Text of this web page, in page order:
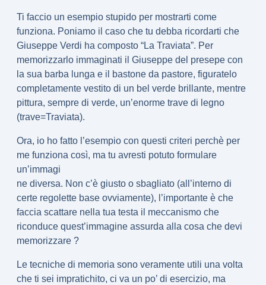
Ti faccio un esempio stupido per mostrarti come
funziona. Poniamo il caso che tu debba ricordarti che
Giuseppe Verdi ha composto “La Traviata”. Per
memorizzarlo immaginati ilGiuseppe del presepe con
la sua barba lunga e il bastone da pastore, figuratelo
completamente vestito di un belverde brillante, mentre
pittura, sempre di verde, un’enormetrave di legno
(trave=Traviata).
Ora, io ho fatto l’esempio con questi criteri perchè per
me funziona così, ma tu avresti potuto formulare
un’immagi
ne diversa. Non c’è giusto o sbagliato (all’interno di
certe regolette base ovviamente), l’importante è che
faccia scattare nella tua testa il meccanismo che
riconduce quest’immagine assurda alla cosa che devi
memorizzare ?
Le tecniche di memoria sono veramente utili una volta
che ti sei impratichito, ci va un po’ di esercizio, ma